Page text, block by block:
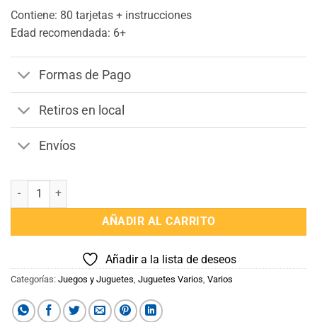
Contiene: 80 tarjetas + instrucciones
Edad recomendada: 6+
Formas de Pago
Retiros en local
Envíos
Tira Palabra cantidad
AÑADIR AL CARRITO
Añadir a la lista de deseos
Categorías: Juegos y Juguetes Juguetes Varios Varios